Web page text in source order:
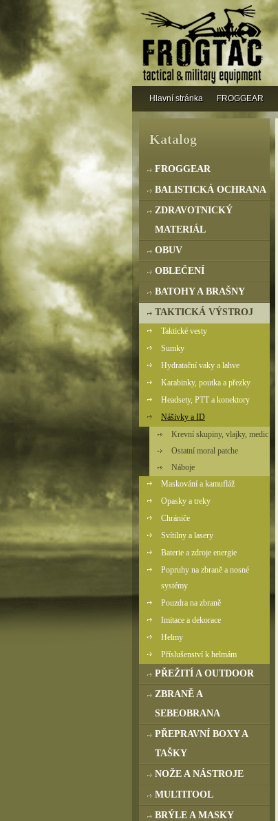
Katalog
FROGGEAR
BALISTICKÁ OCHRANA
ZDRAVOTNICKÝ
MATERIÁL
OBUV
OBLEČENÍ
BATOHY A BRAŠNY
TAKTICKÁ VÝSTROJ
Taktické vesty
Sumky
Hydratační vaky a lahve
Karabinky, poutka a přezky
Headsety, PTT a konektory
Nášivky a ID
Krevní skupiny, vlajky, medic
Ostatní moral patche
Náboje
Maskování a kamufláž
Opasky a treky
Chrániče
Svítilny a lasery
Baterie a zdroje energie
Popruhy na zbraně a nosné
systémy
Pouzdra na zbraně
Imitace a dekorace
Helmy
Příslušenství k helmám
PŘEŽITÍ A OUTDOOR
ZBRANĚ A
SEBEOBRANA
PŘEPRAVNÍ BOXY A
TAŠKY
NOŽE A NÁSTROJE
MULTITOOL
BRÝLE A MASKY
Hlavní stránka FROGGEAR